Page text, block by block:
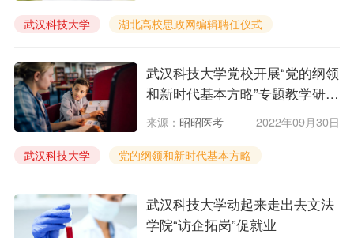
武汉科技大学 湖北高校思政网编辑聘任仪式
​武汉科技大学党校开展“党的纲领
和新时代基本方略”专题教学研讨
会
来源： 昭昭医考 2022年09月30日
​武汉科技大学 党的纲领和新时代基本方略
武汉科技大学动起来走出去文法
学院“访企拓岗”促就业